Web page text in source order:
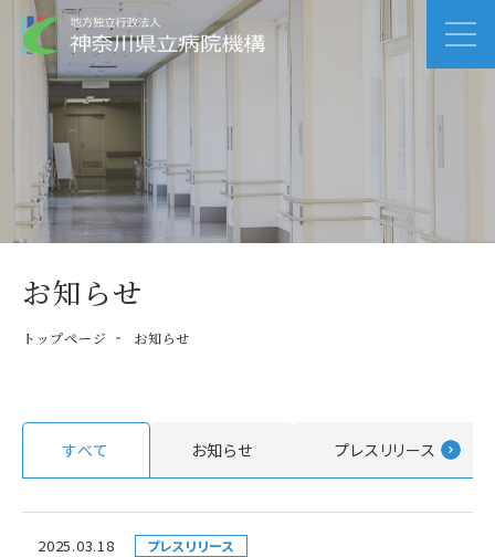
お知らせ
トップページ お知らせ
すべて お知らせ プレスリリース
2025.03.18 プレスリリース